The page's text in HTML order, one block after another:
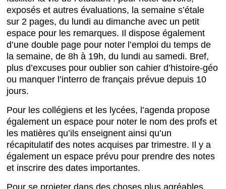
exposés et autres évaluations, la semaine s’étale
sur 2 pages, du lundi au dimanche avec un petit
espace pour les remarques. Il dispose également
d’une double page pour noter l’emploi du temps de
la semaine, de 8h à 19h, du lundi au samedi. Bref,
plus d’excuses pour oublier son cahier d’histoire-géo
ou manquer l’interro de français prévue depuis 10
jours.
Pour les collégiens et les lycées, l’agenda propose
également un espace pour noter le nom des profs et
les matières qu’ils enseignent ainsi qu’un
récapitulatif des notes acquises par trimestre. Il y a
également un espace prévu pour prendre des notes
et inscrire des dates importantes.